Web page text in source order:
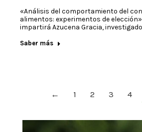
«Análisis del comportamiento del
alimentos: experimentos de
impartirá Azucena Gracia,
Saber más
← 1 2 3 4